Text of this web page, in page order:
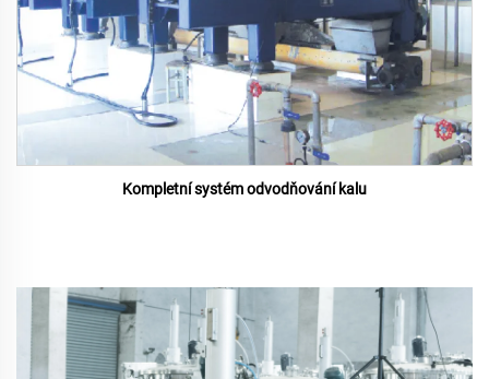
Kompletní systém odvodňování kalu